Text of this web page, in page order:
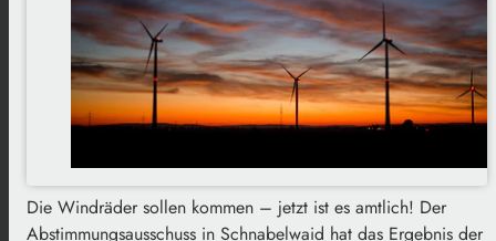
Die Windräder sollen kommen – jetzt ist es amtlich! Der
Abstimmungsausschuss in Schnabelwaid hat das Ergebnis der